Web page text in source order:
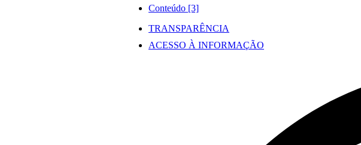
Conteúdo [3]
TRANSPARÊNCIA
ACESSO À INFORMAÇÃO